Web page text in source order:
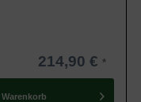
214,90 €
Warenkorb